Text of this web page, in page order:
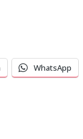
WhatsApp